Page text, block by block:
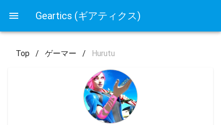
Geartics (ギアティクス)
Top / ゲーマー / Hurutu